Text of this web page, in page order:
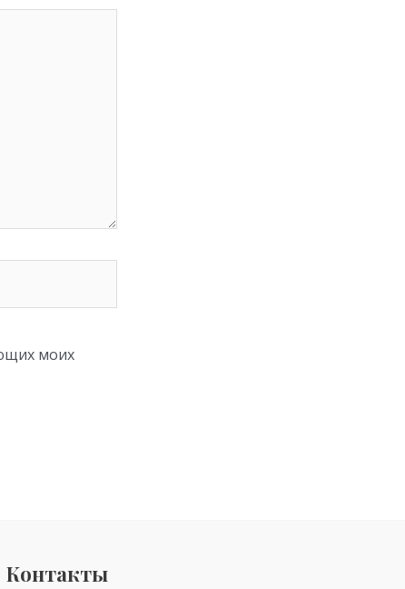
моих
Контакты